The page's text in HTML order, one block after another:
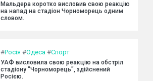
Мальдера коротко висловив свою реакцію
на напад на стадіон Чорноморець одним
словом.
#Росія #Одеса #Спорт
УАФ висловила свою реакцію на обстріл
стадіону "Чорноморець", здійснений
Росією.